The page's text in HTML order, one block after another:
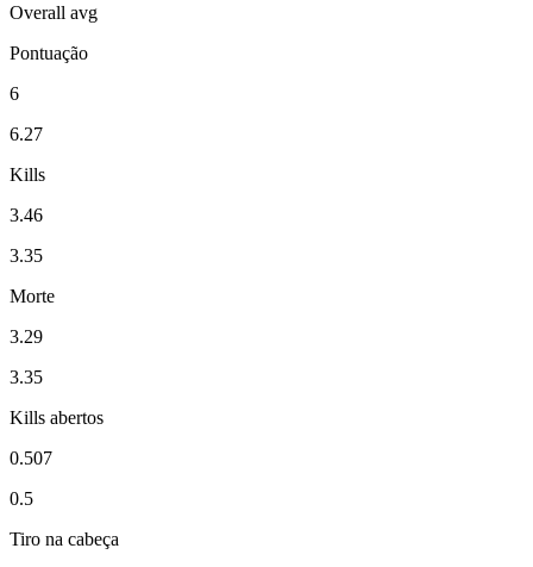
Overall avg
Pontuação
6
6.27
Kills
3.46
3.35
Morte
3.29
3.35
Kills abertos
0.507
0.5
Tiro na cabeça